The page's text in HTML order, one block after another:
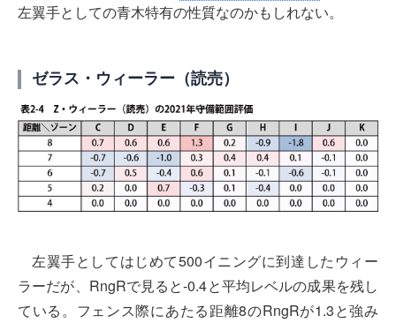
左翼手としての青木特有の性質なのかもしれない。
ゼラス・ウィーラー（読売）
左翼手としてはじめて500イニングに到達したウィー
ラーだが、RngRで見ると-0.4と平均レベルの成果を残し
ている。フェンス際にあたる距離8のRngRが1.3と強み